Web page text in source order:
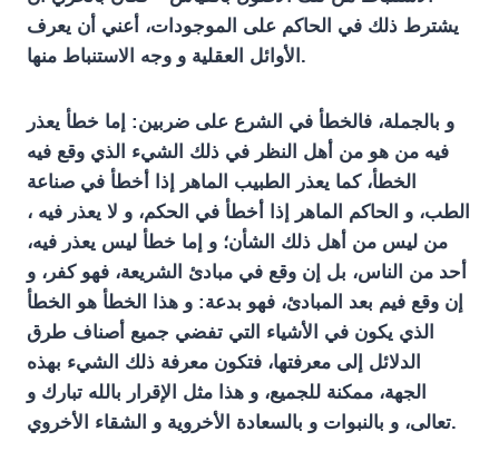
يشترط ذلك في الحاكم على الموجودات، أعني أن يعرف
الأوائل العقلية و وجه الاستنباط منها.
و بالجملة، فالخطأ في الشرع على ضربين: إما خطأ يعذر
فيه من هو من أهل النظر في ذلك الشيء الذي وقع فيه
الخطأ، كما يعذر الطبيب الماهر إذا أخطأ في صناعة
الطب، و الحاكم الماهر إذا أخطأ في الحكم، و لا يعذر فيه ،
من ليس من أهل ذلك الشأن؛ و إما خطأ ليس يعذر فيه،
أحد من الناس، بل إن وقع في مبادئ الشريعة، فهو كفر، و
إن وقع فيم بعد المبادئ، فهو بدعة: و هذا الخطأ هو الخطأ
الذي يكون في الأشياء التي تفضي جميع أصناف طرق
الدلائل إلى معرفتها، فتكون معرفة ذلك الشيء بهذه
الجهة، ممكنة للجميع، و هذا مثل الإقرار بالله تبارك و
تعالى، و بالنبوات و بالسعادة الأخروية و الشقاء الأخروي.